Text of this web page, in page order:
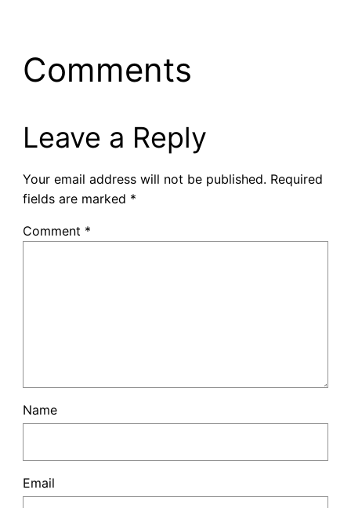
Comments
Leave a Reply
Your email address will not be published. Required
fields are marked *
Comment *
Name
Email